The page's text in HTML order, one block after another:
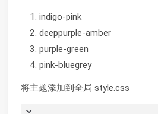
indigo-pink
deeppurple-amber
purple-green
pink-bluegrey
将主题添加到全局 style.css